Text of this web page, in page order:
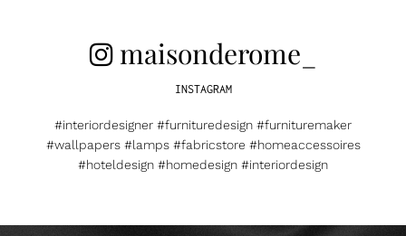
maisonderome_
INSTAGRAM
#interiordesigner #furnituredesign #furnituremaker
#wallpapers #lamps #fabricstore #homeaccessoires
#hoteldesign #homedesign #interiordesign